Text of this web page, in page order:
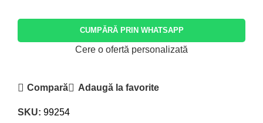
CUMPĂRĂ PRIN WHATSAPP
Cere o ofertă personalizată
Compară Adaugă la favorite
SKU: 99254